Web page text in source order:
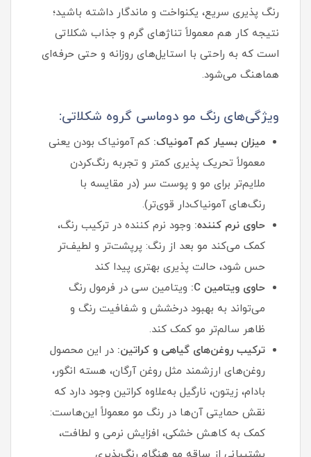
رنگ‌ پذیری سریع، یکنواخت و ماندگار داشته باشید؛
نتیجه کار هم معمولاً تناژهای گرم و جذاب شکلاتی
است که به‌ راحتی با استایل‌های روزانه و حتی حرفه‌ای
هماهنگ می‌شود.
ویژگی‌های رنگ مو دوماسی گروه شکلاتی:
میزان بسیار کم آمونیاک: کم‌ آمونیاک بودن یعنی
معمولاً تحریک‌ پذیری کمتر و تجربه رنگ‌کردن
ملایم‌تر برای مو و پوست سر (در مقایسه با
رنگ‌های آمونیاک‌دار قوی‌تر).
حاوی نرم‌ کننده: وجود نرم‌ کننده در ترکیب رنگ،
کمک می‌کند مو بعد از رنگ: پرپشت‌تر و لطیف‌تر
حس شود، حالت‌ پذیری بهتری پیدا کند
حاوی ویتامین C:
ویتامین سی در فرمول رنگ
می‌تواند به بهبود درخشش و شفافیت رنگ و
ظاهر سالم‌تر مو کمک کند.
ترکیب روغن‌های گیاهی و کراتین: در این محصول
روغن‌های ارزشمند مثل روغن آرگان، هسته انگور،
بادام، زیتون، نارگیل به‌علاوه کراتین وجود دارد که
نقش حمایتی آن‌ها در رنگ مو معمولاً این‌هاست:
کمک به کاهش خشکی، افزایش نرمی و لطافت،